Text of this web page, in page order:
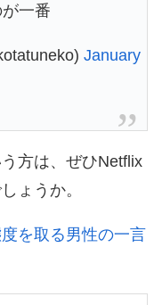
一番
January
方は、ぜひNetflix
ょうか。
を取る男性の一言